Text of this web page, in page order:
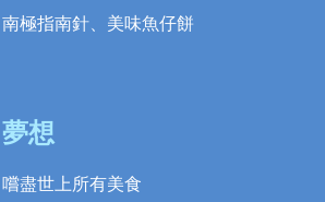
南極指南針、美味魚仔餅
夢想
嚐盡世上所有美食